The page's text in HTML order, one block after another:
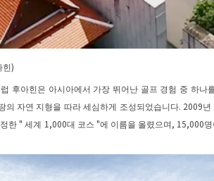
힌)
후아힌은 아시아에서 가장 뛰어난 골프 경험 중 하나
의 자연 지형을 따라 세심하게 조성되었습니다. 2009년
정한"세계 1,000대 코스 "에 이름을 올렸으며 , 15,000